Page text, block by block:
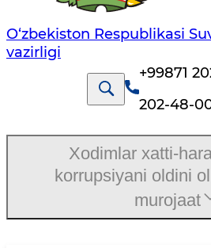
O‘zbekiston Respublikasi
vazirligi
+99871
202-48-
Xodimlar xatti-
korrupsiyani oldini
murojaat